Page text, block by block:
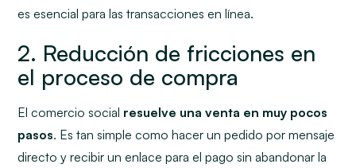
es esencial para las transacciones en línea.
2. Reducción de fricciones en
el proceso de compra
El comercio social resuelve una venta en muy pocos
pasos. Es tan simple como hacer un pedido por mensaje
directo y recibir un enlace para el pago sin abandonar la